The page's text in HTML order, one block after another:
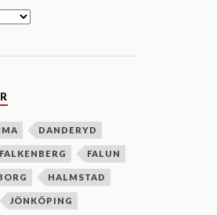
e
k
s
DANDERYD
FALKENBERG FALUN
HALMSTAD
JÖNKÖPING